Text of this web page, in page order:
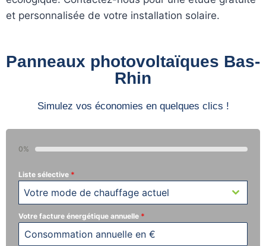
et personnalisée de votre installation solaire.
Panneaux photovoltaïques Bas-
Rhin
Simulez vos économies en quelques clics !
0%
Liste sélective *
Votre mode de chauffage actuel
Votre facture énergétique annuelle *